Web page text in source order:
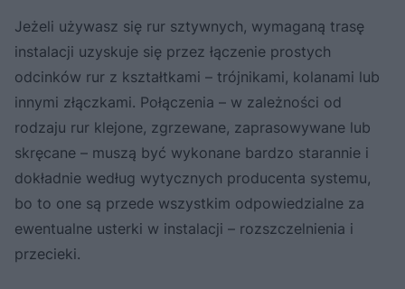
Jeżeli używasz się rur sztywnych, wymaganą trasę
instalacji uzyskuje się przez łączenie prostych
odcinków rur z kształtkami – trójnikami, kolanami lub
innymi złączkami. Połączenia – w zależności od
rodzaju rur klejone, zgrzewane, zaprasowywane lub
skręcane – muszą być wykonane bardzo starannie i
dokładnie według wytycznych producenta systemu,
bo to one są przede wszystkim odpowiedzialne za
ewentualne usterki w instalacji – rozszczelnienia i
przecieki.